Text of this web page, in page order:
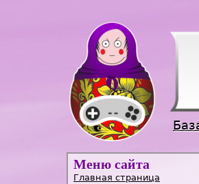
Меню сайта
Главная страница